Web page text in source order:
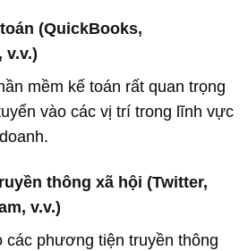
(QuickBooks,
v.v.)
mềm kế toán rất quan trọng
vào các vị trí trong lĩnh vực
thông xã hội (Twitter,
v.v.)
các phương tiện truyền thông